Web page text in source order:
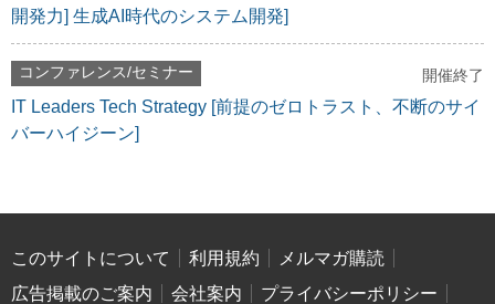
開発力] 生成AI時代のシステム開発]
コンファレンス/セミナー 開催終了
IT Leaders Tech Strategy [前提のゼロトラスト、不断のサイ
バーハイジーン]
このサイトについて 利用規約
メルマガ購読
広告掲載のご案内
会社案内
プライバシーポリシー